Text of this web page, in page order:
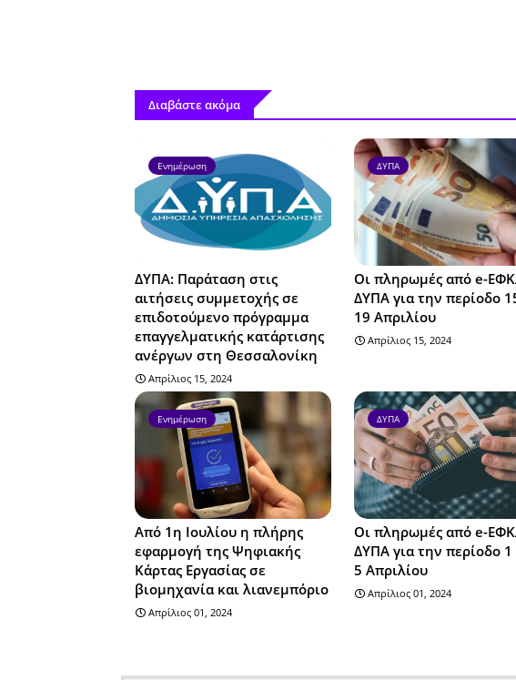
Διαβάστε ακόμα
Ενημέρωση
ΔΥΠΑ: Παράταση στις
αιτήσεις συμμετοχής σε
επιδοτούμενο πρόγραμμα
επαγγελματικής κατάρτισης
ανέργων στη Θεσσαλονίκη
Απρίλιος 15, 2024
ΔΥΠΑ
Οι πληρωμές από e-
ΔΥΠΑ για την περίοδο
19 Απριλίου
Απρίλιος 15, 2024
Ενημέρωση
Από 1η Ιουλίου η πλήρης
εφαρμογή της Ψηφιακής
Κάρτας Εργασίας σε
βιομηχανία και λιανεμπόριο
Απρίλιος 01, 2024
ΔΥΠΑ
Οι πληρωμές από e-
ΔΥΠΑ για την περίοδο
5 Απριλίου
Απρίλιος 01, 2024